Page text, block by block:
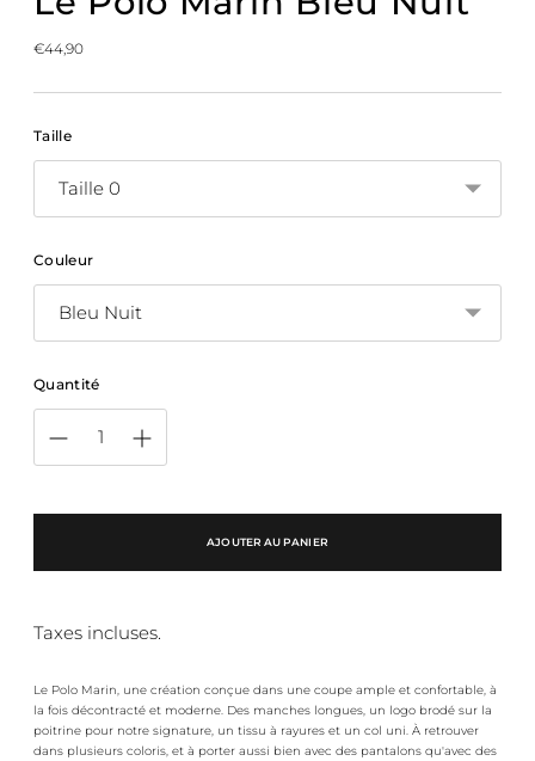
€44,90
Prix
Taille
Couleur
Quantité
AJOUTER AU PANIER
Taxes incluses.
Le Polo Marin, une création conçue dans une coupe ample et confortable, à
la fois décontracté et moderne. Des manches longues, un logo brodé sur la
poitrine pour notre signature, un tissu à rayures et un col uni. À retrouver
dans plusieurs coloris, et à porter aussi bien avec des pantalons qu'avec des